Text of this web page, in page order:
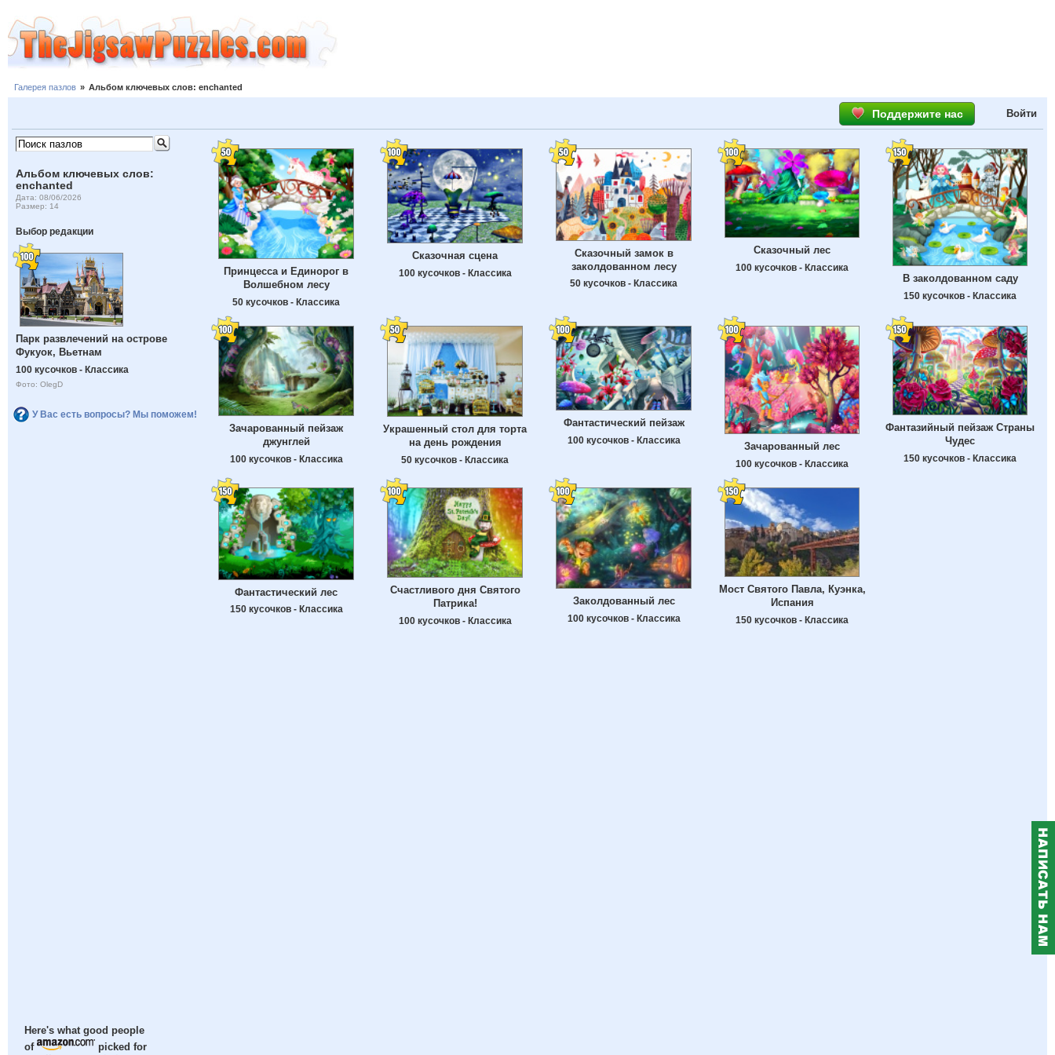
Галерея пазлов » Альбом ключевых слов: enchanted
Поддержите нас Войти
Альбом ключевых слов:
enchanted
Дата: 08/06/2026
Размер: 14
Выбор редакции
Парк развлечений на острове
Фукуок, Вьетнам
100 кусочков - Классика
Фото: OlegD
У Вас есть вопросы? Мы поможем!
Here's what good people
of
picked for
Принцесса и Единорог в
Волшебном лесу
50 кусочков - Классика
Сказочная сцена
100 кусочков - Классика
Сказочный замок в
заколдованном лесу
50 кусочков - Классика
Сказочный лес
100 кусочков - Классика
В заколдованном саду
150 кусочков - Классика
Зачарованный пейзаж
джунглей
100 кусочков - Классика
Украшенный стол для торта
на день рождения
50 кусочков - Классика
Фантастический пейзаж
100 кусочков - Классика
Зачарованный лес
100 кусочков - Классика
Фантазийный пейзаж Страны
Чудес
150 кусочков - Классика
Фантастический лес
150 кусочков - Классика
Счастливого дня Святого
Патрика!
100 кусочков - Классика
Заколдованный лес
100 кусочков - Классика
Мост Святого Павла, Куэнка,
Испания
150 кусочков - Классика